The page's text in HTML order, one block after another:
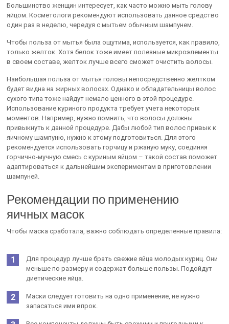
Большинство женщин интересует, как часто можно мыть голову
яйцом. Косметологи рекомендуют использовать данное средство
один раз в неделю, чередуя с мытьем обычным шампунем.
Чтобы польза от мытья была ощутима, используется, как правило,
только желток. Хотя белок тоже имеет полезные микроэлементы
в своем составе, желток лучше всего сможет очистить волосы.
Наибольшая польза от мытья головы непосредственно желтком
будет видна на жирных волосах. Однако и обладательницы волос
сухого типа тоже найдут немало ценного в этой процедуре.
Использование куриного продукта требует учета некоторых
моментов. Например, нужно помнить, что волосы должны
привыкнуть к данной процедуре. Дабы любой тип волос привык к
яичному шампуню, нужно к этому подготовиться. Для этого
рекомендуется использовать горчицу и ржаную муку, соединяя
горчично-мучную смесь с куриным яйцом – такой состав поможет
адаптироваться к дальнейшим экспериментам в приготовлении
шампуней.
Рекомендации по применению
яичных масок
Чтобы маска сработала, важно соблюдать определенные правила:
Для процедур лучше брать свежие яйца молодых куриц. Они
меньше по размеру и содержат больше пользы. Подойдут
диетические яйца.
Маски следует готовить на одно применение, не нужно
запасаться ими впрок.